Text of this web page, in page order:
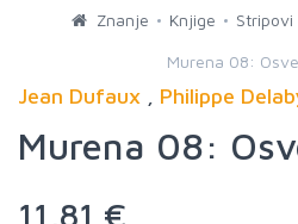
Znanje Knjige Stripovi
Murena 08:
Jean Dufaux Philippe
Murena 08:
11,81 €